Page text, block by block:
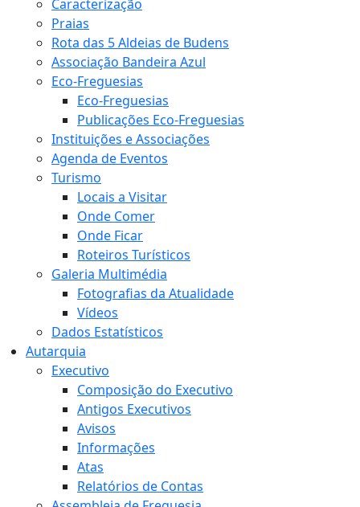
Caracterização
Praias
Rota das 5 Aldeias de Budens
Associação Bandeira Azul
Eco-Freguesias
Eco-Freguesias
Publicações Eco-Freguesias
Instituições e Associações
Agenda de Eventos
Turismo
Locais a Visitar
Onde Comer
Onde Ficar
Roteiros Turísticos
Galeria Multimédia
Fotografias da Atualidade
Vídeos
Dados Estatísticos
Autarquia
Executivo
Composição do Executivo
Antigos Executivos
Avisos
Informações
Atas
Relatórios de Contas